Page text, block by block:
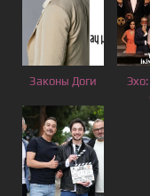
Законы Доги